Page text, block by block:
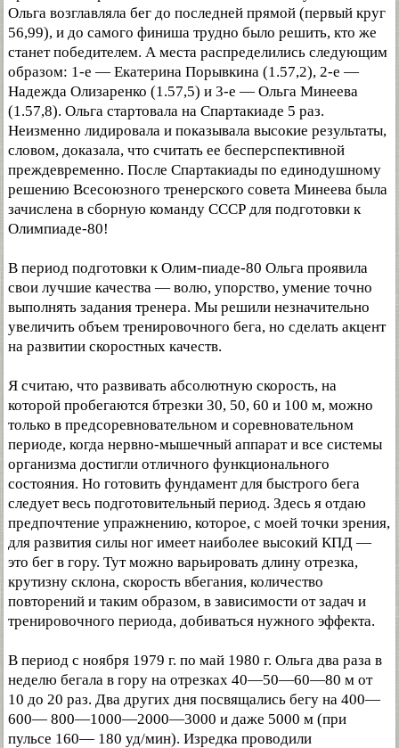
Ольга возглавляла бег до последней прямой (первый круг
56,99), и до самого финиша трудно было решить, кто же
станет победителем. А места распределились следующим
образом: 1-е — Екатерина Порывкина (1.57,2), 2-е —
Надежда Олизаренко (1.57,5) и 3-е — Ольга Минеева
(1.57,8). Ольга стартовала на Спартакиаде 5 раз.
Неизменно лидировала и показывала высокие результаты,
словом, доказала, что считать ее бесперспективной
преждевременно. После Спартакиады по единодушному
решению Всесоюзного тренерского совета Минеева была
зачислена в сборную команду СССР для подготовки к
Олимпиаде-80!
В период подготовки к Олим-пиаде-80 Ольга проявила
свои лучшие качества — волю, упорство, умение точно
выполнять задания тренера. Мы решили незначительно
увеличить объем тренировочного бега, но сделать акцент
на развитии скоростных качеств.
Я считаю, что развивать абсолютную скорость, на
которой пробегаются бтрезки 30, 50, 60 и 100 м, можно
только в предсоревновательном и соревновательном
периоде, когда нервно-мышечный аппарат и все системы
организма достигли отличного функционального
состояния. Но готовить фундамент для быстрого бега
следует весь подготовительный период. Здесь я отдаю
предпочтение упражнению, которое, с моей точки зрения,
для развития силы ног имеет наиболее высокий КПД —
это бег в гору. Тут можно варьировать длину отрезка,
крутизну склона, скорость вбегания, количество
повторений и таким образом, в зависимости от задач и
тренировочного периода, добиваться нужного эффекта.
В период с ноября 1979 г. по май 1980 г. Ольга два раза в
неделю бегала в гору на отрезках 40—50—60—80 м от
10 до 20 раз. Два других дня посвящались бегу на 400—
600— 800—1000—2000—3000 и даже 5000 м (при
пульсе 160— 180 уд/мин). Изредка проводили